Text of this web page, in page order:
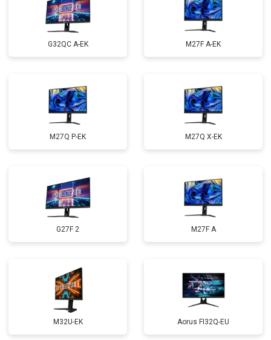
G32QC A-EK M27F A-EK
M27Q P-EK M27Q X-EK
G27F 2 M27F A
M32U-EK Aorus FI32Q-EU